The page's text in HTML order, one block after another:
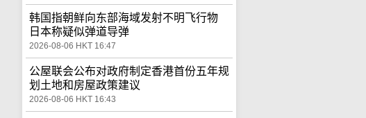
韩国指朝鲜向东部海域发射不明飞行物
日本称疑似弹道导弹
2026-08-06 HKT 16:47
公屋联会公布对政府制定香港首份五年规
划土地和房屋政策建议
2026-08-06 HKT 16:43